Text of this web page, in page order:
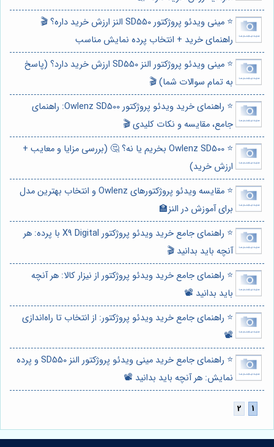
⭐️ مینی ویدئو پروژکتور SD550 النز ارزش خرید داره؟ 🎬
راهنمای خرید + انتخاب پرده نمایش مناسب
⭐️ مینی ویدئو پروژکتور النز SD550 ارزش خرید دارد؟ (پاسخ
به تمام سوالات شما) 🎬
⭐️ راهنمای خرید ویدئو پروژکتور Owlenz SD500: راهنمای
جامع، مقایسه و نکات کلیدی 🎬
⭐️ Owlenz SD500 بخریم یا نه؟ 🤔 (بررسی مزایا و معایب +
ارزش خرید)
⭐️ مقایسه ویدئو پروژکتورهای Owlenz و انتخاب بهترین مدل
برای آموزش در النز🏫
⭐️ راهنمای جامع خرید ویدئو پروژکتور X9 Digital با پرده: هر
آنچه باید بدانید 🎬
⭐️ راهنمای جامع خرید ویدئو پروژکتور از نیزار کالا: هر آنچه
باید بدانید 📽️
⭐️ راهنمای جامع خرید ویدئو پروژکتور: از انتخاب تا راه‌اندازی
📽️
⭐️ راهنمای جامع خرید مینی ویدئو پروژکتور النز SD550 و پرده
نمایش: هر آنچه باید بدانید 📽️